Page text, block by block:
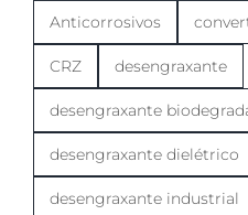
Anticorrosivos
CRZ desengraxante
desengraxante
desengraxante dielétrico
desengraxante industrial